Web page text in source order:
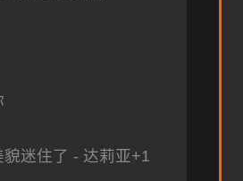
貌迷住了 - 达莉亚+1